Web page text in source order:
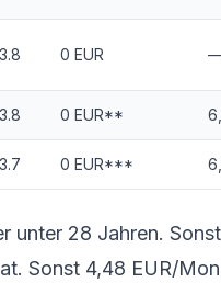
0 EUR
0 EUR**
0 EUR***
unter 28 Jahren.
Sonst 4,48 EUR/